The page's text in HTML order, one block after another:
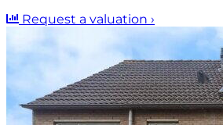
Request a valuation ›